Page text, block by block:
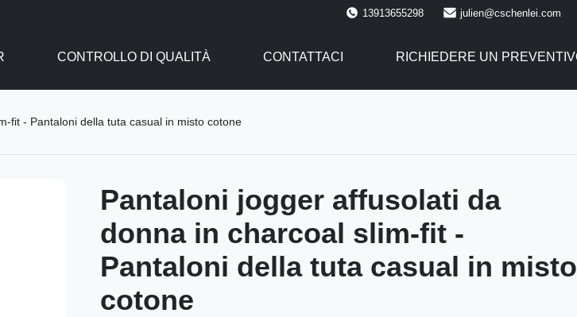
13913655298 julien@cschenlei.com
CONTROLLO DI QUALITÀ CONTATTACI RICHIEDERE UN
fit - Pantaloni della tuta casual in misto cotone
Pantaloni jogger affusolati da
donna in charcoal slim-fit -
Pantaloni della tuta casual in misto
cotone